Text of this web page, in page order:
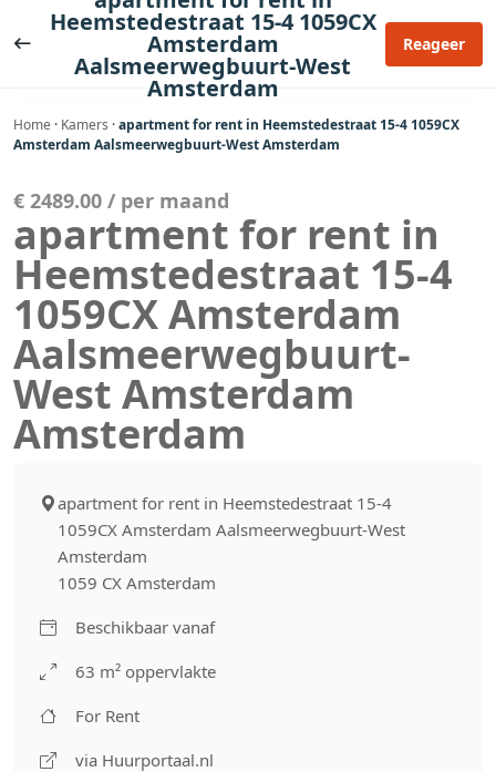
naar
Heemstedestraat 15-4 1059CX
Amsterdam
Aalsmeerwegbuurt-West
Amsterdam
Reageer
Home · Kamers ·apartment for rent in Heemstedestraat 15-4 1059CX
Amsterdam Aalsmeerwegbuurt-West Amsterdam
€ 2489.00 / per maand
apartment for rent in
Heemstedestraat 15-4
1059CX Amsterdam
Aalsmeerwegbuurt-
West Amsterdam
Amsterdam
apartment for rent in Heemstedestraat 15-4
1059CX Amsterdam Aalsmeerwegbuurt-West
Amsterdam
1059 CX Amsterdam
Beschikbaar vanaf
63 m² oppervlakte
For Rent
via Huurportaal.nl